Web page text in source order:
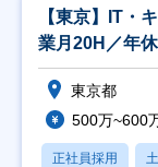
【東京】IT・
業月20H／年休
東京都
500万~600
正社員採用